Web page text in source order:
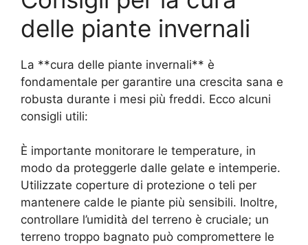
delle piante invernali
La **cura delle piante invernali** è
fondamentale per garantire una crescita sana e
robusta durante i mesi più freddi. Ecco alcuni
consigli utili:
È importante monitorare le temperature, in
modo da proteggerle dalle gelate e intemperie.
Utilizzate coperture di protezione o teli per
mantenere calde le piante più sensibili. Inoltre,
controllare l’umidità del terreno è cruciale; un
terreno troppo bagnato può compromettere le